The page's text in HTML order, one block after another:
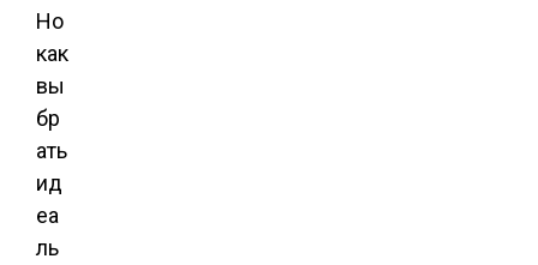
Но
как
вы
бр
ать
ид
еа
ль